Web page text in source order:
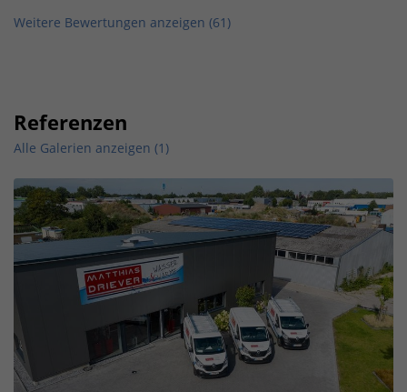
Weitere Bewertungen anzeigen (61 )
Referenzen
Alle Galerien anzeigen (1)